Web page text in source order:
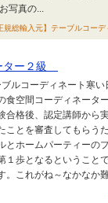
写真の...
規総輸入元】テーブルコー
ター２級
ルコーディネート寒
食空間コーディネータ
合格後、認定講師から
ことを審査してもらう
とホームパーティーの
１歩となるということ
。これがね～なかなか